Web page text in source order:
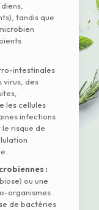
tandis que
intestinales
virus, des
les cellules
infections
risque de
:
ou une
organismes
de bactéries